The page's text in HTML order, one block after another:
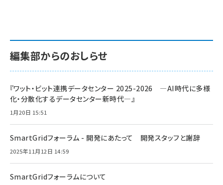
編集部からのおしらせ
『ワット・ビット連携データセンター 2025-2026 ―AI時代に多様
化・分散化するデータセンター新時代―』
1月20日 15:51
SmartGridフォーラム - 開発にあたって 開発スタッフと謝辞
2025年11月12日 14:59
SmartGridフォーラムについて